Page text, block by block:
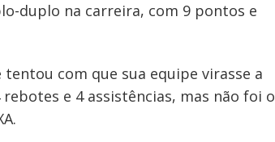
duplo na carreira, com 9 pontos e
com que sua equipe virasse a
e 4 assistências, mas não foi o